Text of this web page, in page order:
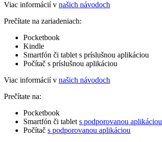
Viac informácií v našich návodoch
Prečítate na zariadeniach:
Pocketbook
Kindle
Smartfón či tablet s príslušnou aplikáciou
Počítač s príslušnou aplikáciou
Viac informácií v našich návodoch
Prečítate na:
Pocketbook
Smartfón či tablet s podporovanou aplikáciou
Počítač s podporovanou aplikáciou